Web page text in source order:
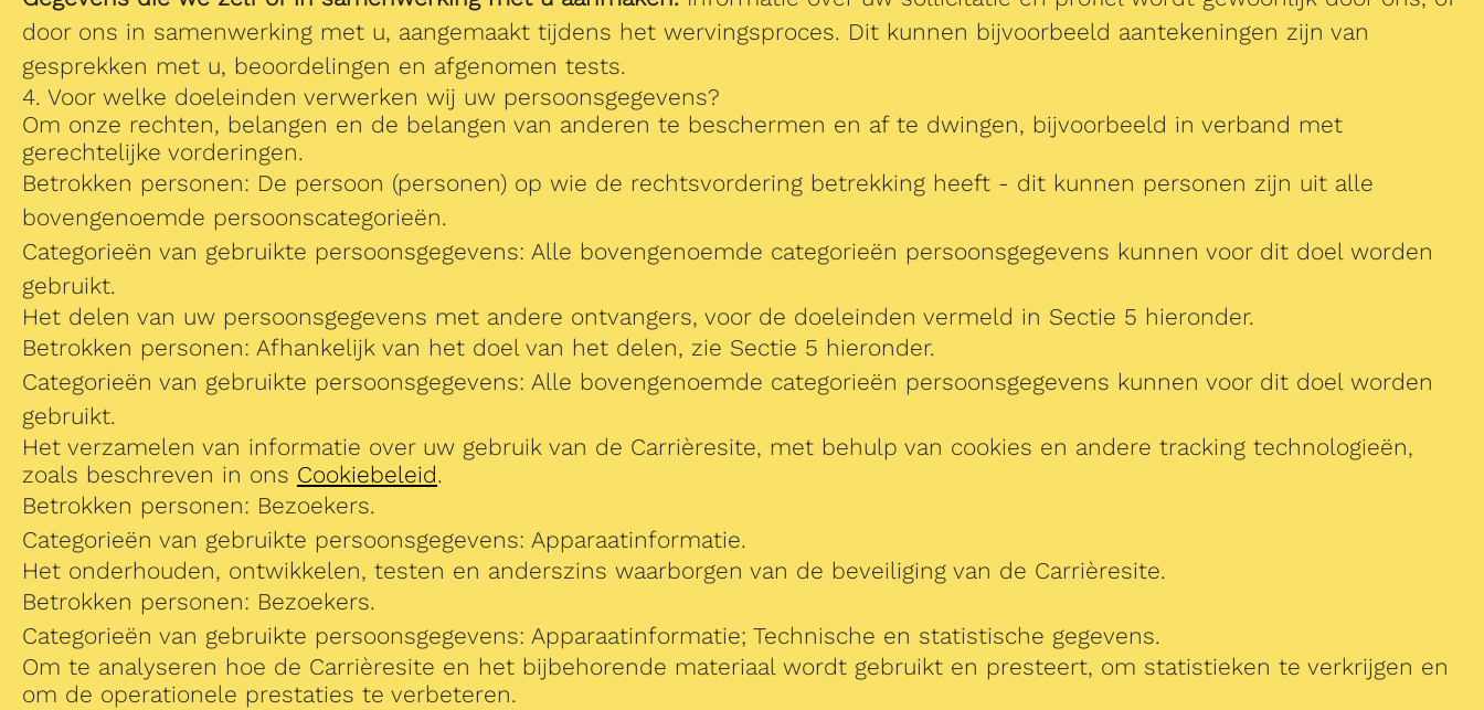
door ons in samenwerking met u, aangemaakt tijdens het wervingsproces. Dit kunnen bijvoorbeeld aantekeningen zijn van
gesprekken met u, beoordelingen en afgenomen tests.
4. Voor welke doeleinden verwerken wij uw persoonsgegevens?
Om onze rechten, belangen en de belangen van anderen te beschermen en af te dwingen, bijvoorbeeld in verband met
gerechtelijke vorderingen.
Betrokken personen: De persoon (personen) op wie de rechtsvordering betrekking heeft - dit kunnen personen zijn uit alle
bovengenoemde persoonscategorieën.
Categorieën van gebruikte persoonsgegevens: Alle bovengenoemde categorieën persoonsgegevens kunnen voor dit doel worden
gebruikt.
Het delen van uw persoonsgegevens met andere ontvangers, voor de doeleinden vermeld in Sectie 5 hieronder.
Betrokken personen: Afhankelijk van het doel van het delen, zie Sectie 5 hieronder.
Categorieën van gebruikte persoonsgegevens: Alle bovengenoemde categorieën persoonsgegevens kunnen voor dit doel worden
gebruikt.
Het verzamelen van informatie over uw gebruik van de Carrièresite, met behulp van cookies en andere tracking technologieën,
zoals beschreven in ons Cookiebeleid.
Betrokken personen: Bezoekers.
Categorieën van gebruikte persoonsgegevens: Apparaatinformatie.
Het onderhouden, ontwikkelen, testen en anderszins waarborgen van de beveiliging van de Carrièresite.
Betrokken personen: Bezoekers.
Categorieën van gebruikte persoonsgegevens: Apparaatinformatie; Technische en statistische gegevens.
Om te analyseren hoe de Carrièresite en het bijbehorende materiaal wordt gebruikt en presteert, om statistieken te verkrijgen en
om de operationele prestaties te verbeteren.